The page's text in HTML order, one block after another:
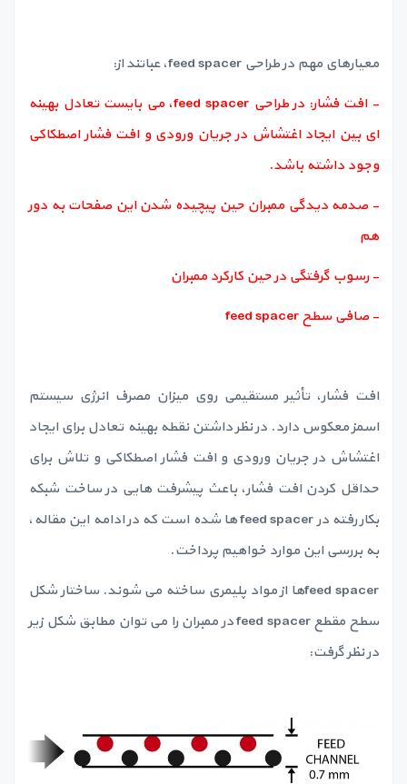
معیارهای مهم در طراحی feed spacer، عباتند از:
- افت فشار: در طراحی feed spacer، می بایست تعادل بهینه
ای بین ایجاد اغتشاش در جریان ورودی و افت فشار اصطکاکی
وجود داشته باشد.
- صدمه دیدگی ممبران حین پیچیده شدن این صفحات به دور
هم
- رسوب گرفتگی در حین کارکرد ممبران
- صافی سطح feed spacer
افت فشار، تأثیر مستقیمی روی میزان مصرف انرژی سیستم
اسمز معکوس دارد. در نظر داشتن نقطه بهینه تعادل برای ایجاد
اغتشاش در جریان ورودی و افت فشار اصطکاکی و تلاش برای
حداقل کردن افت فشار، باعث پیشرفت هایی در ساخت شبکه
بکار رفته در feed spacer ها شده است که در ادامه این مقاله،
به بررسی این موارد خواهیم پرداخت.
feed spacerها از مواد پلیمری ساخته می شوند. ساختار شکل
سطح مقطع feed spacer در ممبران را می توان مطابق شکل زیر
در نظر گرفت: